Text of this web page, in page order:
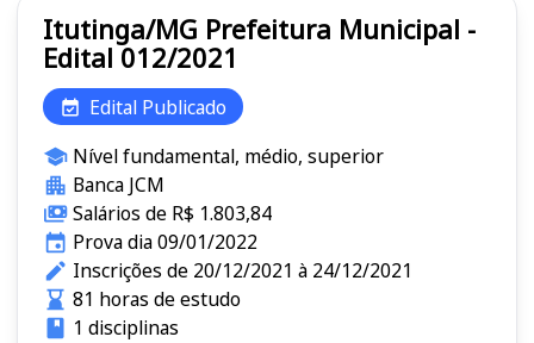
Itutinga/MG Prefeitura Municipal -
Edital 012/2021
Edital Publicado
Nível fundamental, médio, superior
Banca JCM
Salários de R$ 1.803,84
Prova dia 09/01/2022
Inscrições de 20/12/2021 à 24/12/2021
81 horas de estudo
1 disciplinas